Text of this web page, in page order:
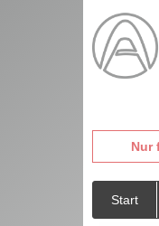
Nur
Start